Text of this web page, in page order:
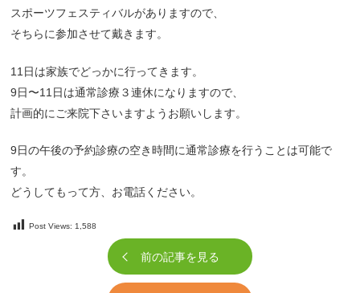
スポーツフェスティバルがありますので、
そちらに参加させて戴きます。
11日は家族でどっかに行ってきます。
9日〜11日は通常診療３連休になりますので、
計画的にご来院下さいますようお願いします。
9日の午後の予約診療の空き時間に通常診療を行うことは可能で
す。
どうしてもって方、お電話ください。
Post Views: 1,588
前の記事を見る